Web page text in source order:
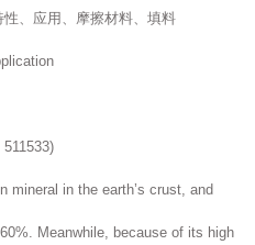
、应用、摩擦材料、填料
in the earth’s crust, and
Meanwhile, because of its high